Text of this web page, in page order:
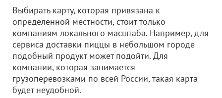
Выбирать карту, которая привязана к
определенной местности, стоит только
компаниям локального масштаба. Например, для
сервиса доставки пиццы в небольшом городе
подобный продукт может подойти. Для
компании, которая занимается
грузоперевозками по всей России, такая карта
будет неудобной.